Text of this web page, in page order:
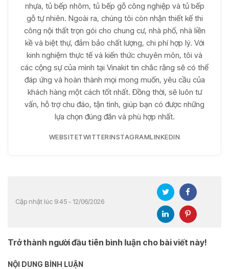
nhựa, tủ bếp nhôm, tủ bếp gỗ công nghiệp và tủ bếp
gỗ tự nhiên. Ngoài ra, chúng tôi còn nhận thiết kế thi
công nội thất trọn gói cho chung cư, nhà phố, nhà liền
kề và biệt thự, đảm bảo chất lượng, chi phí hợp lý. Với
kinh nghiệm thực tế và kiến thức chuyên môn, tôi và
các cộng sự của mình tại Vinakit tin chắc rằng sẽ có thể
đáp ứng và hoàn thành mọi mong muốn, yêu cầu của
khách hàng một cách tốt nhất. Đồng thời, sẽ luôn tư
vấn, hỗ trợ chu đáo, tận tình, giúp bạn có được những
lựa chọn đúng đắn và phù hợp nhất.
WEBSITETWITTERINSTAGRAMLINKEDIN
Cập nhật lúc 9:45 - 12/06/2026
Trở thành người đầu tiên bình luận cho bài viết này!
NỘI DUNG BÌNH LUẬN